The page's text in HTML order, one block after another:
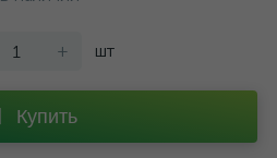
+ шт
Купить